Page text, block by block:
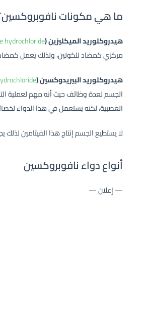
ما هي مكونات
هيدروكلوريد الميكليزين (hydrochloride
مركزي كمضاد للكولين، ولذلك يعمل
هيدروكلوريد البيريدوكسين (
الجسم لعدة وظائف حيث أنه مهم لعملية
العصبية، لكنه يستعمل في هذا الدواء
لا يستطيع الجسم إنتاج هذا الفيتامين
أنواع دواء نافوبروكسين
— إعلان —